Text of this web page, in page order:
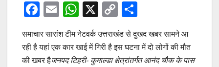
F
c
e
E
m
ail
W
h
at
s
X
C
o
p
y
ar
e
समाचार सारांश टीम नेटवर्क उत्तराखंड से दुखद खबर सामने आ
रही है यहां एक कार खाई में गिरी है इस घटना में दो लोगों की मौत
की खबर हैजनपद टिहरी- कुमाल्डा क्षेत्रांतर्गत आनंद चौक के पास